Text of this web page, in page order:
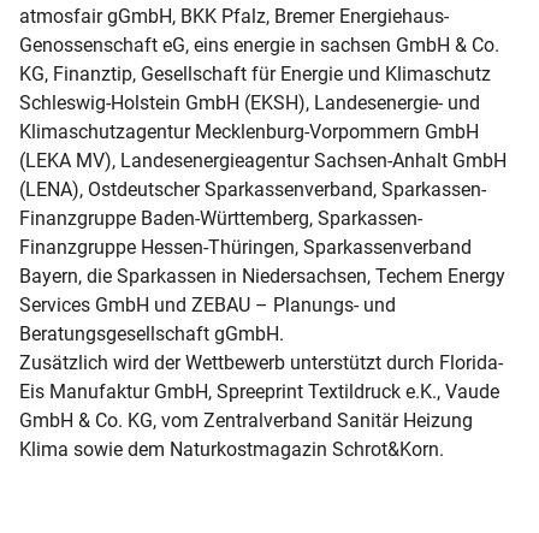
atmosfair gGmbH, BKK Pfalz, Bremer Energiehaus-
Genossenschaft eG, eins energie in sachsen GmbH & Co.
KG, Finanztip, Gesellschaft für Energie und Klimaschutz
Schleswig-Holstein GmbH (EKSH), Landesenergie- und
Klimaschutzagentur Mecklenburg-Vorpommern GmbH
(LEKA MV), Landesenergieagentur Sachsen-Anhalt GmbH
(LENA), Ostdeutscher Sparkassenverband, Sparkassen-
Finanzgruppe Baden-Württemberg, Sparkassen-
Finanzgruppe Hessen-Thüringen, Sparkassenverband
Bayern, die Sparkassen in Niedersachsen, Techem Energy
Services GmbH und ZEBAU – Planungs- und
Beratungsgesellschaft gGmbH.
Zusätzlich wird der Wettbewerb unterstützt durch Florida-
Eis Manufaktur GmbH, Spreeprint Textildruck e.K., Vaude
GmbH & Co. KG, vom Zentralverband Sanitär Heizung
Klima sowie dem Naturkostmagazin Schrot&Korn.